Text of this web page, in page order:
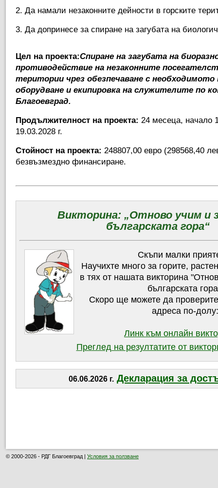
2. Да намали незаконните дейности в горските
3. Да допринесе за спиране на загубата на
Цел на проекта:Спиране на загубата на
противодействие на незаконните
територии чрез обезпечаване с необходимото
оборудване и екипировка на служителите по
Благоевград.
Продължителност на проекта: 24 месеца, начало
19.03.2028 г.
Стойност на проекта: 248807,00 евро (298568,40
безвъзмездно финансиране.
Викторина: „Отново учим и
българската гора“
Скъпи малки
Научихте много за горите,
в тях от нашата викторина
българската
Скоро ще можете да
адреса по-долу:
Линк към онлайн
Преглед на резултатите от
06.06.2026 г. Декларация за
© 2000-2026 - РДГ Благоевград | Условия за ползване